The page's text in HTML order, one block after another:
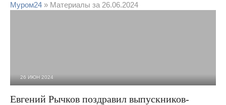
Муром24 » Материалы за 26.06.2024
26 ИЮН 2024
Евгений Рычков поздравил выпускников-